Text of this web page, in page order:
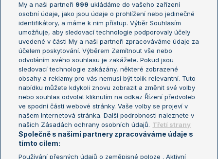
Žebříček ATP (muži)
Žebříček WTA (ženy)
Sázkařský žebříček
Australian Open
French Open
Wimbledon
US Open
Turnaj mistrů
Turnaj mistryň
Aktualní trendy
Fotbalové přestupy
Livesport Daily
LS Prague Open
My a naši partneři 999 ukládáme do vašeho zařízení
osobní údaje, jako jsou údaje o prohlížení nebo jedinečné
identifikátory, a máme k nim přístup. Výběr Souhlasím
umožňuje, aby sledovací technologie podporovaly účely
uvedené v části My a naši partneři zpracováváme údaje za
účelem poskytování. Výběrem Zamítnout vše nebo
odvoláním svého souhlasu je zakážete. Pokud jsou
sledovací technologie zakázány, některé zobrazené
obsahy a reklamy pro vás nemusí být tolik relevantní. Tuto
nabídku můžete kdykoli znovu zobrazit a změnit své volby
nebo souhlas odvolat kliknutím na odkaz Řízení předvoleb
ve spodní části webové stránky. Vaše volby se projeví v
našem Internetová stránka. Další podrobnosti naleznete v
našich Zásadách ochrany osobních údajů. Třetí strany
Společně s našimi partnery zpracováváme údaje s
tímto cílem:
Používání přesných údajů o zeměpisné poloze . Aktivní